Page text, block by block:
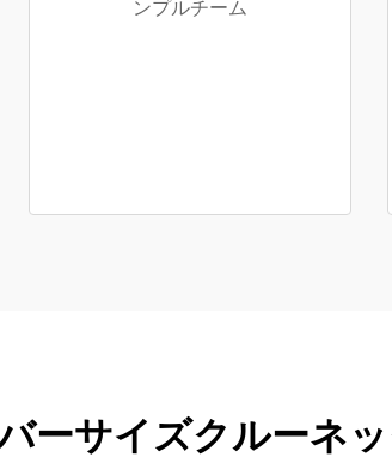
ンプルチーム
ーサイズクルーネ